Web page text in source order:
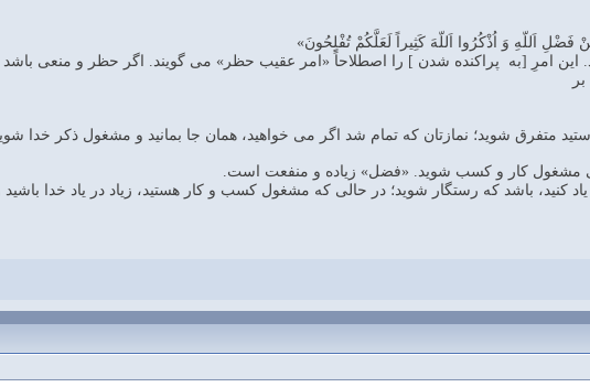
فَضْلِ اَللّهِ وَ اُذْكُرُوا اَللّهَ كَثِیراً لَعَلَّكُمْ تُفْلِحُونَ»
امرِ [به پراكنده شدن ] را اصطلاحاً «امر عقیب حظر» می گویند. اگر حظر و منعی باشد
متفرق شوید؛ نمازتان كه تمام شد اگر می خواهید، همان جا بمانید و مشغول ذكر خدا
مشغول كار و كسب شوید. «فضل» زیاده و منفعت است.
یاد كنید، باشد كه رستگار شوید؛ در حالی كه مشغول كسب و كار هستید، زیاد در یاد خدا